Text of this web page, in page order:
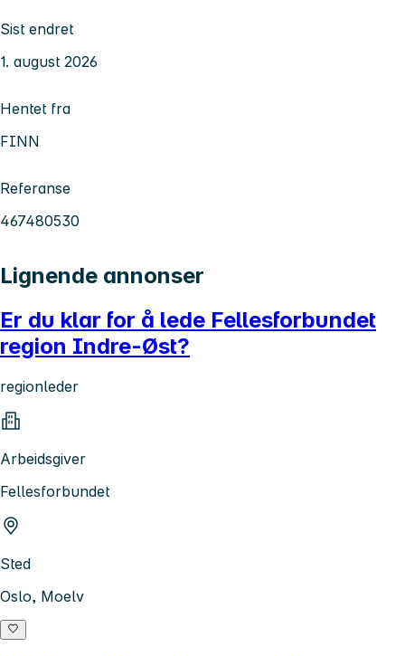
Sist endret
1. august 2026
Hentet fra
FINN
Referanse
467480530
Lignende annonser
Er du klar for å lede Fellesforbundet
region Indre-Øst?
regionleder
Arbeidsgiver
Fellesforbundet
Sted
Oslo, Moelv